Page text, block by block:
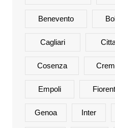
Benevento
Cagliari
Cosenza
Empoli
Genoa Inter